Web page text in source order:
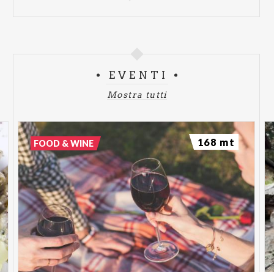
Da sempre l'uomo danza. Danza la vita, la morte,
geometrie di passi si accorda con l'altro e con l'alto.
Passi semplici, musica e ripetizioni trovano la strada
e il modo per diventare meditazione, per diventare
rito.
Cosa serve? Voglia di condividere e accogliere, di
connettersi con il sè più profondo
Evento a numero chiuso, partecipazione gratuita fino ad
esaurimento posti.
E' possibile partecipare anche solamente da
spettatore.
EVENTI
Mostra tutti
FOOD & WINE 168 mt